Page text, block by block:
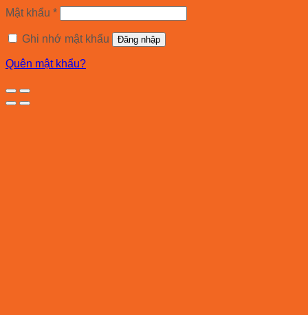
Mật khẩu *
Ghi nhớ mật khẩu Đăng nhập
Quên mật khẩu?